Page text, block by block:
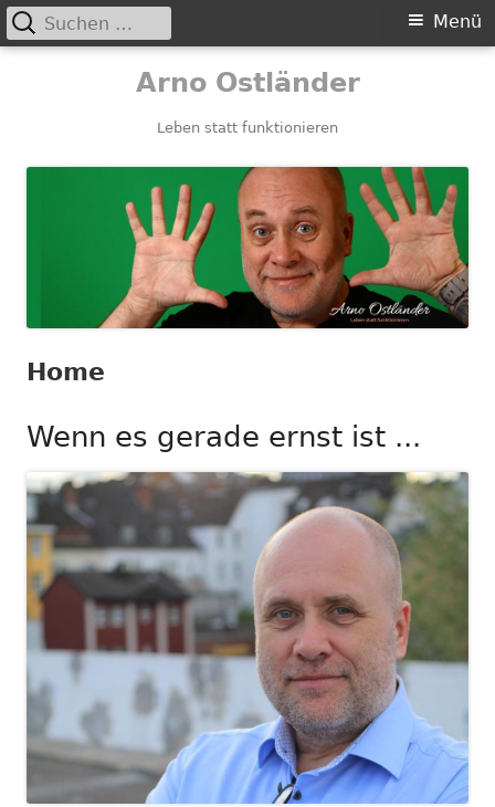
Arno Ostländer
Leben statt funktionieren
Primäres
Menü
Suchen
nach:
Home
Wenn es gerade ernst ist ...